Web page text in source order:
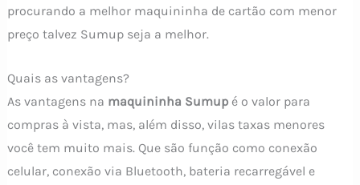
procurando a melhor maquininha de cartão com menor
preço talvez Sumup seja a melhor.
Quais as vantagens?
As vantagens na maquininha Sumupé o valor para
compras à vista, mas, além disso, vilas taxas menores
você tem muito mais. Que são função como conexão
celular, conexão via Bluetooth, bateria recarregável e